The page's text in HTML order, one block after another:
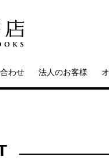
わせ 法人のお客様